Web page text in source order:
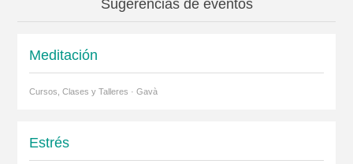
Sugerencias de eventos
Meditación
Cursos, Clases y Talleres · Gavà
Estrés